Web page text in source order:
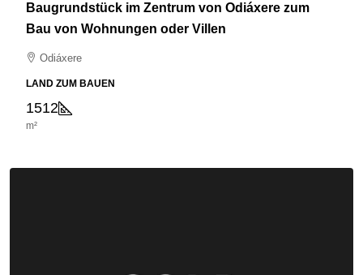
Baugrundstück im Zentrum von Odiáxere zum
Bau von Wohnungen oder Villen
Odiáxere
LAND ZUM BAUEN
1512
m²